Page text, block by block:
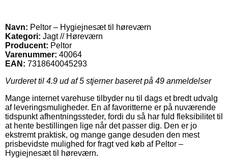
Navn: Peltor – Hygiejnesæt til høreværn
Kategori: Jagt // Høreværn
Producent: Peltor
Varenummer: 40064
EAN: 7318640045293
Vurderet til 4.9 ud af 5 stjerner baseret på 49 anmeldelser
Mange internet varehuse tilbyder nu til dags et bredt udvalg
af leveringsmuligheder. En af favoritterne er på nuværende
tidspunkt afhentningssteder, fordi du så har fuld fleksibilitet til
at hente bestillingen lige når det passer dig. Den er jo
ekstremt praktisk, og mange gange desuden den mest
prisbevidste mulighed for fragt ved køb af Peltor –
Hygiejnesæt til høreværn.